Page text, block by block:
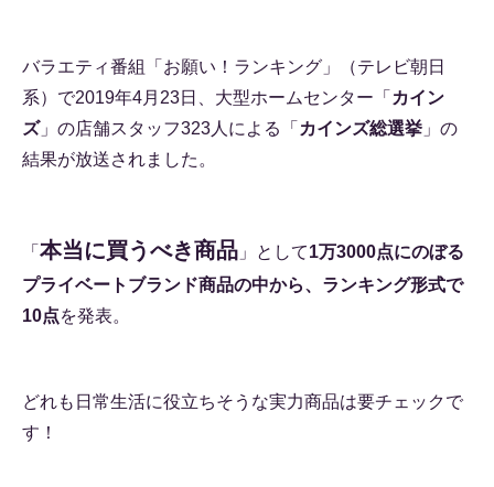
バラエティ番組「お願い！ランキング」（テレビ朝日
系）で2019年4月23日、大型ホームセンター「 カイン
ズ」の店舗スタッフ323人による「 カインズ総選挙 」の
結果が放送されました。
「 本当に買うべき商品 」として1万3000点にのぼる
プライベートブランド商品の中から、ランキング形式で
10点を発表。
どれも日常生活に役立ちそうな実力商品は要チェックで
す！